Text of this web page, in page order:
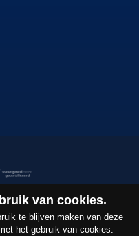
van cookies.
te blijven maken van deze
het gebruik van cookies.